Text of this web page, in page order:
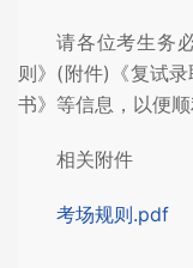
请各位考生务
则》(附件)《复试
书》等信息，以便
相关附件
考场规则.pdf